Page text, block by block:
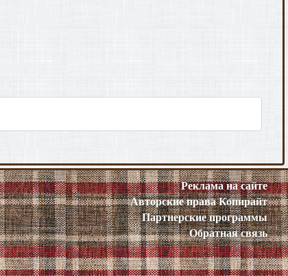
Реклама на сайте
Авторские праваКопирайт
Партнерские программы
Обратная связь